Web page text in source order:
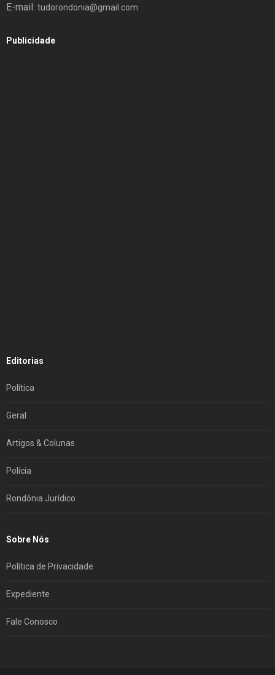
E-mail: tudorondonia@gmail.com
Publicidade
Editorias
Política
Geral
Artigos & Colunas
Polícia
Rondônia Jurídico
Sobre Nós
Política de Privacidade
Expediente
Fale Conosco